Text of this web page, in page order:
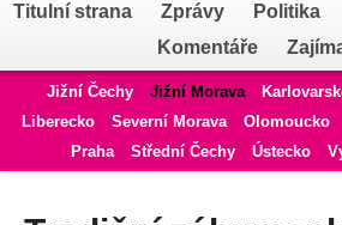
Titulní strana Zprávy Politika
Komentáře
Jižní Čechy Jižní Morava
Liberecko
Severní Morava Olomoucko
Praha
Střední Čechy Ústecko